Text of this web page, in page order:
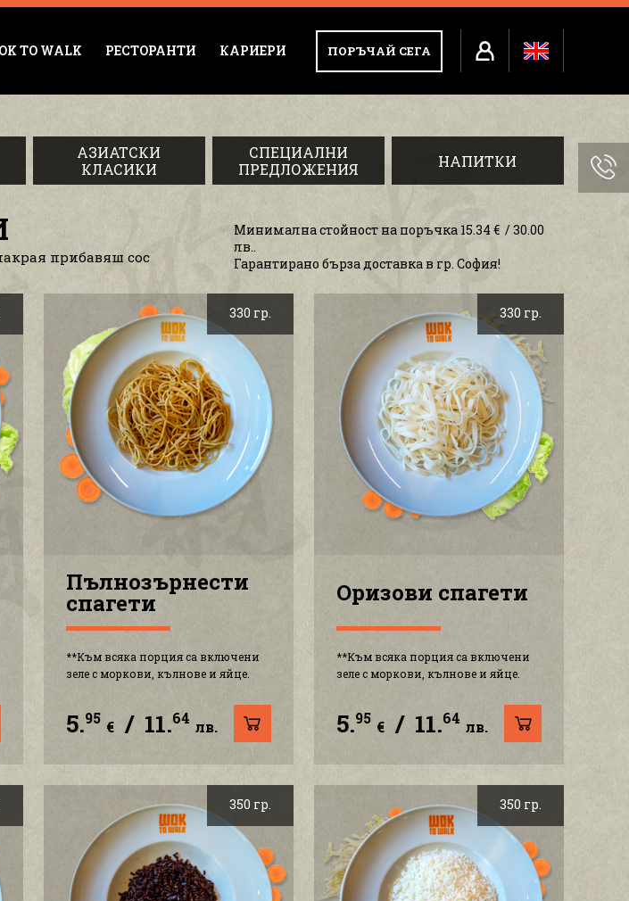
TO WALK РЕСТОРАНТИ КАРИЕРИ ПОРЪЧАЙ СЕГА
АЗИАТСКИ
КЛАСИКИ
СПЕЦИАЛНИ
ПРЕДЛОЖЕНИЯ
НАПИТКИ
прибавяш сос
Минимална стойност на поръчка 15.34 € / 30.00
лв..
Гарантирано бърза доставка в гр. София!
330 гр.
Пълнозърнести
спагети
**Към всяка порция са включени
зеле с моркови, кълнове и яйце.
5.95 € / 11.64 лв.
330 гр.
Оризови спагети
**Към всяка порция са включени
зеле с моркови, кълнове и яйце.
5.95 € / 11.64 лв.
350 гр. 350 гр.